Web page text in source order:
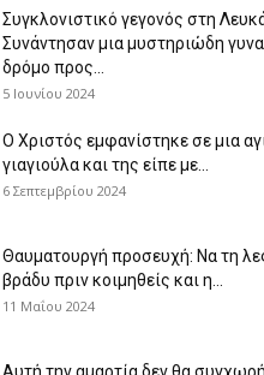
Συγκλονιστικό γεγονός στη
Συνάντησαν μια μυστηριώδη
δρόμο προς...
5 Ιουνίου 2024
Ο Χριστός εμφανίστηκε σε μια
γιαγιούλα και της είπε με...
6 Σεπτεμβρίου 2024
Θαυματουργή προσευχή: Να τη
βράδυ πριν κοιμηθείς και η...
11 Μαΐου 2024